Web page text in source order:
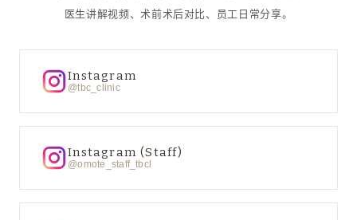
医生讲解视频、术前术后对比、员工日常分享。
Instagram
@tbc_clinic
Instagram (Staff)
@omote_staff_tbcl